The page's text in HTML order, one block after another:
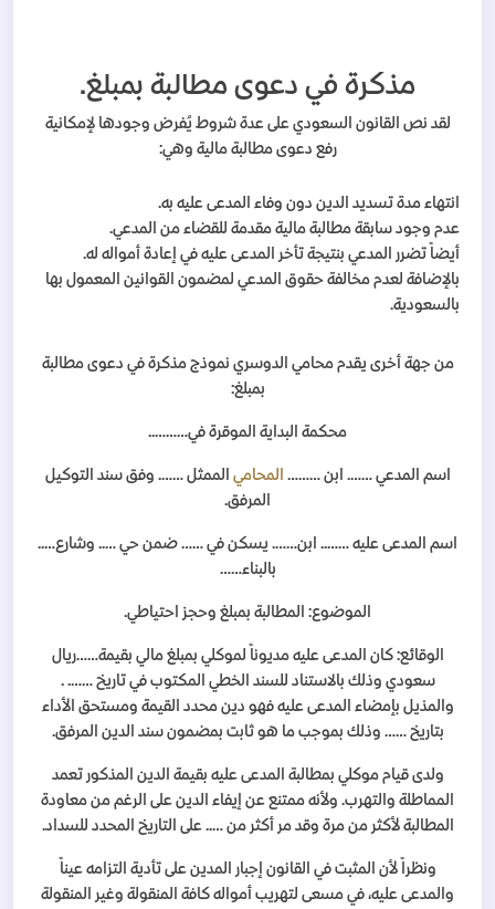
مذكرة في دعوى مطالبة بمبلغ.
لقد نص القانون السعودي على عدة شروط يُفرض وجودها لإمكانية
رفع دعوى مطالبة مالية وهي:
انتهاء مدة تسديد الدين دون وفاء المدعى عليه به.
عدم وجود سابقة مطالبة مالية مقدمة للقضاء من المدعي.
أيضاً تضرر المدعي بنتيجة تأخر المدعى عليه في إعادة أمواله له.
بالإضافة لعدم مخالفة حقوق المدعي لمضمون القوانين المعمول بها
بالسعودية.
من جهة أخرى يقدم محامي الدوسري نموذج مذكرة في دعوى مطالبة
بمبلغ:
محكمة البداية الموقرة في………..
اسم المدعي ……. ابن ……… المحامي الممثل ……. وفق سند التوكيل
المرفق.
اسم المدعى عليه …….. ابن……. يسكن في …… ضمن حي ….. وشارع…..
بالبناء……
الموضوع: المطالبة بمبلغ وحجز احتياطي.
الوقائع: كان المدعى عليه مديوناً لموكلي بمبلغ مالي بقيمة……ريال
سعودي وذلك بالاستناد للسند الخطي المكتوب في تاريخ ……. .
والمذيل بإمضاء المدعى عليه فهو دين محدد القيمة ومستحق الأداء
بتاريخ …… وذلك بموجب ما هو ثابت بمضمون سند الدين المرفق.
ولدى قيام موكلي بمطالبة المدعى عليه بقيمة الدين المذكور تعمد
المماطلة والتهرب. ولأنه ممتنع عن إيفاء الدين على الرغم من معاودة
المطالبة لأكثر من مرة وقد مر أكثر من ….. على التاريخ المحدد للسداد.
ونظراً لأن المثبت في القانون إجبار المدين على تأدية التزامه عيناً
والمدعى عليه، في مسعى لتهريب أمواله كافة المنقولة وغير المنقولة